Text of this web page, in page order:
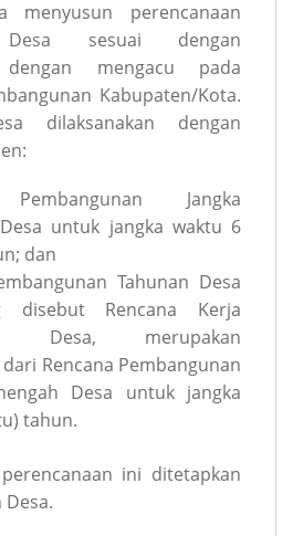
menyusun perencanaan
Desa sesuai dengan
dengan mengacu pada
Kabupaten/Kota.
dilaksanakan dengan
Jangka
untuk jangka waktu 6
dan
Tahunan Desa
disebut Rencana Kerja
Desa, merupakan
Rencana Pembangunan
Desa untuk jangka
tahun.
ini ditetapkan